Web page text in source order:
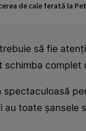
de cale ferată la
să fie
complet
au toate